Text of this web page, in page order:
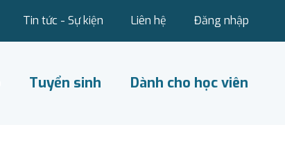
Tin tức - Sự kiện Liên hệ Đăng nhập
Tuyển sinh Dành cho học viên